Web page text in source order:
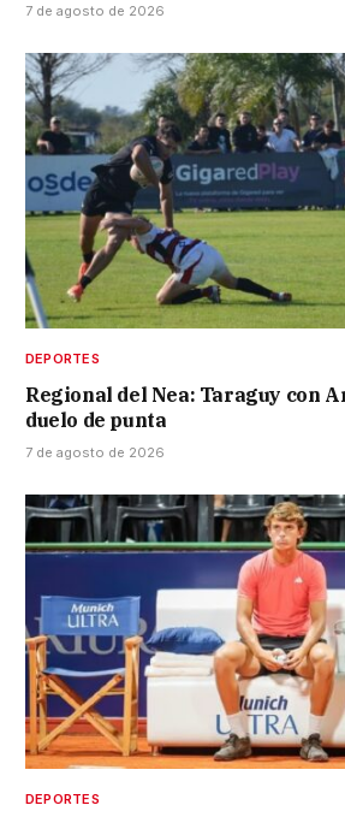
7 de agosto de 2026
DEPORTES
Regional del Nea: Taraguy con
duelo de punta
7 de agosto de 2026
DEPORTES